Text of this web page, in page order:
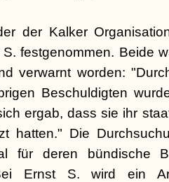
der Kalker
festgenommen. Beide
verwarnt worden:
Beschuldigten
ergab, dass sie ihr
hatten." Die
für deren bündische
Ernst S. wird ein